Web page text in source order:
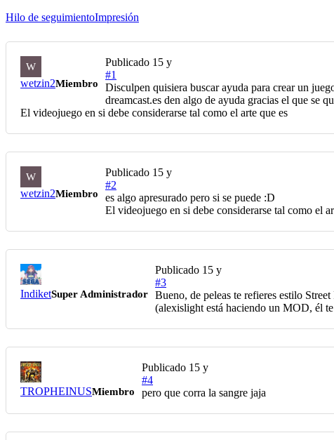
Hilo de seguimientoImpresión
W
wetzin2Miembro
Publicado 15 y
#1
Disculpen quisiera buscar ayuda para crear un
dreamcast.es den algo de ayuda gracias el que se
El videojuego en si debe considerarse tal como el arte que es
W
wetzin2Miembro
Publicado 15 y
#2
es algo apresurado pero si se puede :D
El videojuego en si debe considerarse tal como el
IndiketSuper Administrador
Publicado 15 y
#3
Bueno, de peleas te refieres estilo
(alexislight está haciendo un MOD, él
TROPHEINUSMiembro
Publicado 15 y
#4
pero que corra la sangre jaja